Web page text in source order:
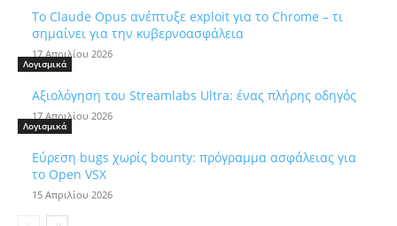
Το Claude Opus ανέπτυξε exploit για το Chrome – τι
σημαίνει για την κυβερνοασφάλεια
17 Απριλίου 2026
Λογισμικά
Αξιολόγηση του Streamlabs Ultra: ένας πλήρης οδηγός
17 Απριλίου 2026
Λογισμικά
Εύρεση bugs χωρίς bounty: πρόγραμμα ασφάλειας για
το Open VSX
15 Απριλίου 2026